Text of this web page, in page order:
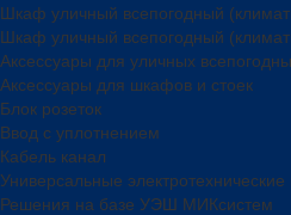
Шкаф уличный всепогодный
Шкаф уличный всепогодный
Аксессуары для уличных
Аксессуары для шкафов и стоек
Блок розеток
Ввод с уплотнением
Кабель канал
Универсальные
Решения на базе УЭШ МИКсистем